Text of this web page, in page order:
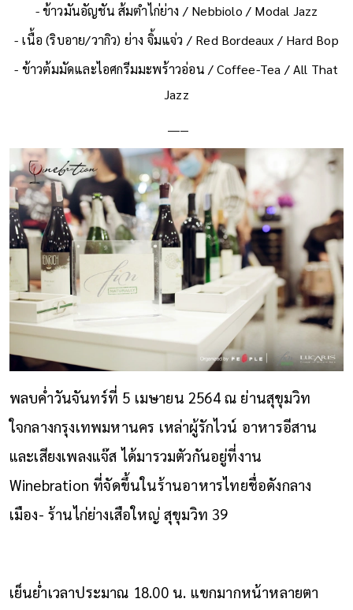
- ข้าวมันอัญชัน ส้มตำไก่ย่าง / Nebbiolo / Modal Jazz
- เนื้อ (ริบอาย/วากิว) ย่าง จิ้มแจ่ว / Red Bordeaux / Hard Bop
- ข้าวต้มมัดและไอศกรีมมะพร้าวอ่อน / Coffee-Tea / All That
Jazz
พลบค่ำวันจันทร์ที่ 5 เมษายน 2564 ณ ย่านสุขุมวิท
ใจกลางกรุงเทพมหานคร เหล่าผู้รักไวน์ อาหารอีสาน
และเสียงเพลงแจ๊ส ได้มารวมตัวกันอยู่ที่งาน
Winebration ที่จัดขึ้นในร้านอาหารไทยชื่อดังกลาง
เมือง- ร้านไก่ย่างเสือใหญ่ สุขุมวิท 39
เย็นย่ำเวลาประมาณ 18.00 น. แขกมากหน้าหลายตา